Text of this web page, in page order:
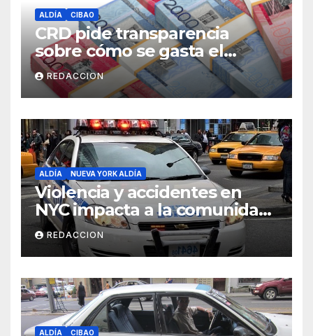
ALDÍA CIBAO
CRD pide transparencia
sobre cómo se gasta el
dinero del Seguro Familiar de
Salud
REDACCION
ALDÍA NUEVA YORK ALDÍA
Violencia y accidentes en
NYC impacta a la comunidad
dominicana
REDACCION
ALDÍA CIBAO